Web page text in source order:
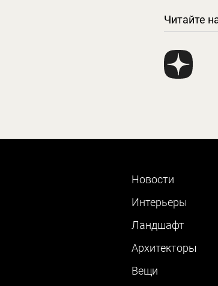
Читайте
Новости
Интерьеры
Ландшафт
Архитекторы
Вещи